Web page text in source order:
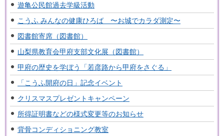
遊亀公民館過去学級活動
こうふ みんなの健康ひろば 〜お城でカラダ測定〜
図書館寄席（図書館）
山梨県教育会甲府支部文化展（図書館）
甲府の歴史を学ぼう「若彦路から甲府をさぐる」
「こうふ開府の日」記念イベント
クリスマスプレゼントキャンペーン
所得証明書などの様式変更等のお知らせ
背骨コンディショニング教室